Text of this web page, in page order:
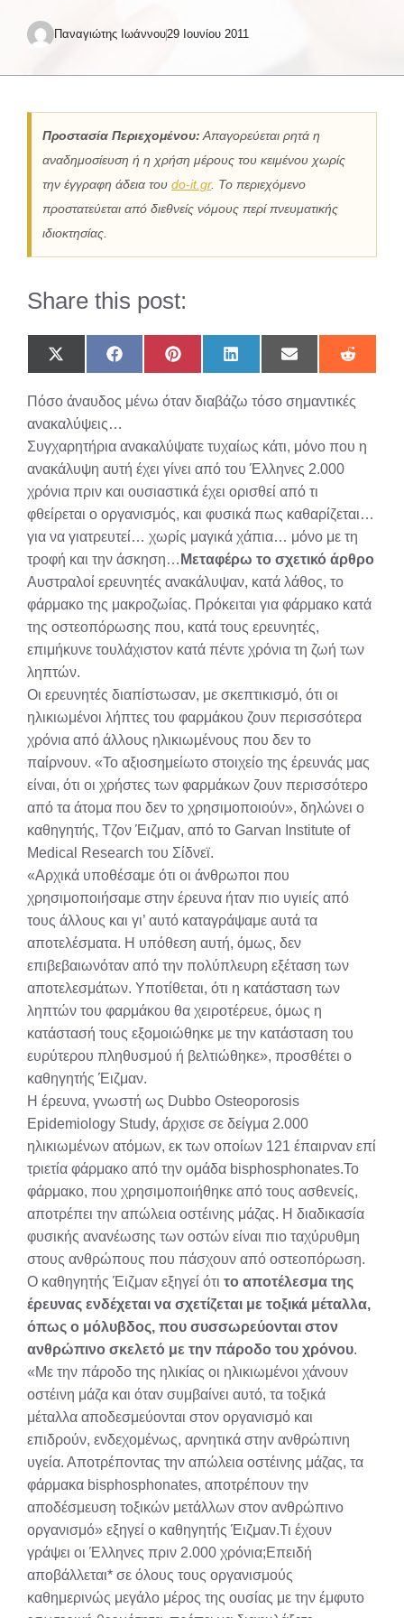
Παναγιώτης Ιωάννου29 Ιουνίου 2011
Προστασία Περιεχομένου: Απαγορεύεται ρητά η
αναδημοσίευση ή η χρήση μέρους του κειμένου χωρίς
την έγγραφη άδεια του do-it.gr. Το περιεχόμενο
προστατεύεται από διεθνείς νόμους περί πνευματικής
ιδιοκτησίας.
Share this post:
Share
on
(Twitter)
Share
on
Share
on
Share
on
Share
on
Share
on
Πόσο άναυδος μένω όταν διαβάζω τόσο σημαντικές
ανακαλύψεις…
Συγχαρητήρια ανακαλύψατε τυχαίως κάτι, μόνο που η
ανακάλυψη αυτή έχει γίνει από του Έλληνες 2.000
χρόνια πριν και ουσιαστικά έχει ορισθεί από τι
φθείρεται ο οργανισμός, και φυσικά πως καθαρίζεται…
για να γιατρευτεί… χωρίς μαγικά χάπια… μόνο με τη
τροφή και την άσκηση… Μεταφέρω το σχετικό άρθρο
Αυστραλοί ερευνητές ανακάλυψαν, κατά λάθος, το
φάρμακο της μακροζωίας. Πρόκειται για φάρμακο κατά
της οστεοπόρωσης που, κατά τους ερευνητές,
επιμήκυνε τουλάχιστον κατά πέντε χρόνια τη ζωή των
ληπτών.
Οι ερευνητές διαπίστωσαν, με σκεπτικισμό, ότι οι
ηλικιωμένοι λήπτες του φαρμάκου ζουν περισσότερα
χρόνια από άλλους ηλικιωμένους που δεν το
παίρνουν. «Το αξιοσημείωτο στοιχείο της έρευνάς μας
είναι, ότι οι χρήστες των φαρμάκων ζουν περισσότερο
από τα άτομα που δεν το χρησιμοποιούν», δηλώνει ο
καθηγητής, Τζον Έιζμαν, από το Garvan Institute of
Medical Research του Σίδνεϊ.
«Αρχικά υποθέσαμε ότι οι άνθρωποι που
χρησιμοποιήσαμε στην έρευνα ήταν πιο υγιείς από
τους άλλους και γι’ αυτό καταγράψαμε αυτά τα
αποτελέσματα. Η υπόθεση αυτή, όμως, δεν
επιβεβαιωνόταν από την πολύπλευρη εξέταση των
αποτελεσμάτων. Υποτίθεται, ότι η κατάσταση των
ληπτών του φαρμάκου θα χειροτέρευε, όμως η
κατάστασή τους εξομοιώθηκε με την κατάσταση του
ευρύτερου πληθυσμού ή βελτιώθηκε», προσθέτει ο
καθηγητής Έιζμαν.
Η έρευνα, γνωστή ως Dubbo Osteoporosis
Epidemiology Study, άρχισε σε δείγμα 2.000
ηλικιωμένων ατόμων, εκ των οποίων 121 έπαιρναν επί
τριετία φάρμακο από την ομάδα bisphosphonates.Το
φάρμακο, που χρησιμοποιήθηκε από τους ασθενείς,
αποτρέπει την απώλεια οστέινης μάζας. Η διαδικασία
φυσικής ανανέωσης των οστών είναι πιο ταχύρυθμη
στους ανθρώπους που πάσχουν από οστεοπόρωση.
Ο καθηγητής Έιζμαν εξηγεί ότι το αποτέλεσμα της
έρευνας ενδέχεται να σχετίζεται με τοξικά μέταλλα,
όπως ο μόλυβδος, που συσσωρεύονται στον
ανθρώπινο σκελετό με την πάροδο του χρόνου.
«Με την πάροδο της ηλικίας οι ηλικιωμένοι χάνουν
οστέινη μάζα και όταν συμβαίνει αυτό, τα τοξικά
μέταλλα αποδεσμεύονται στον οργανισμό και
επιδρούν, ενδεχομένως, αρνητικά στην ανθρώπινη
υγεία. Αποτρέποντας την απώλεια οστέινης μάζας, τα
φάρμακα bisphosphonates, αποτρέπουν την
αποδέσμευση τοξικών μετάλλων στον ανθρώπινο
οργανισμό» εξηγεί ο καθηγητής Έιζμαν.Τι έχουν
γράψει οι Έλληνες πριν 2.000 χρόνια;Επειδή
αποβάλλεται* σε όλους τους οργανισμούς
καθημερινώς μεγάλο μέρος της ουσίας με την έμφυτο